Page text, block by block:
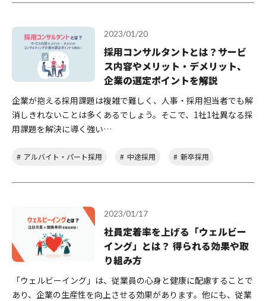
2023/01/20
採用コンサルタントとは？サービ
ス内容やメリット・デメリット、
企業の選定ポイントを解説
企業が抱える採用課題は複雑で難しく、人事・採用担当者でも解
消しきれないことは多くあるでしょう。そこで、1社1社異なる採
用課題を解決に導く強い…
アルバイト・パート採用 中途採用 新卒採用
2023/01/17
社員定着率を上げる「ウェルビー
イング」とは？ 得られる効果や取
り組み方
「ウェルビーイング」は、従業員の心身と健康に配慮することで
あり、企業の生産性を向上させる効果があります。他にも、従業